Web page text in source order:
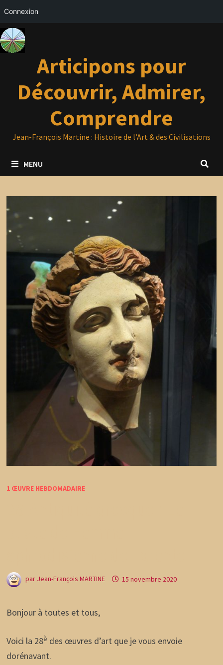
Connexion
Passer
au
contenu
Articipons pour
Découvrir, Admirer,
Comprendre
Jean-François Martine : Histoire de l’Art & des Civilisations
MENU
1 ŒUVRE HEBDOMADAIRE
par Jean-François MARTINE 15 novembre 2020
Bonjour à toutes et tous,
Voici la 28è des œuvres d’art que je vous envoie
dorénavant.